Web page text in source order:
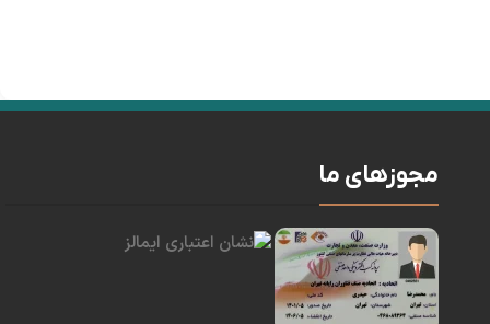
مجوزهای ما